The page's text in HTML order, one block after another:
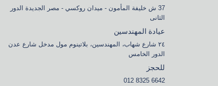
37 ش خليفة المأمون - ميدان روكسي - مصر الجديدة الدور
الثانى
عيادة المهندسين
٢٤ شارع شهاب، المهندسين، بلاتينوم مول مدخل شارع عدن
الدور الخامس
للحجز
6642 8325 012